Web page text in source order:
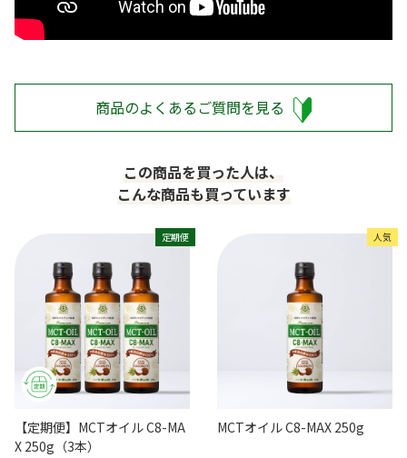
商品のよくあるご質問を見る
この商品を買った人は、
こんな商品も買っています
定期便
【定期便】MCTオイル C8-MA
X 250g（3本）
人気
MCTオイル C8-MAX 250g